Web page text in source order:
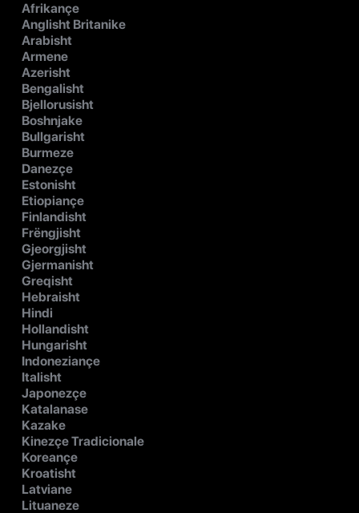
Afrikançe
Anglisht Britanike
Arabisht
Armene
Azerisht
Bengalisht
Bjellorusisht
Boshnjake
Bullgarisht
Burmeze
Danezçe
Estonisht
Etiopiançe
Finlandisht
Frëngjisht
Gjeorgjisht
Gjermanisht
Greqisht
Hebraisht
Hindi
Hollandisht
Hungarisht
Indoneziançe
Italisht
Japonezçe
Katalanase
Kazake
Kinezçe Tradicionale
Koreançe
Kroatisht
Latviane
Lituaneze